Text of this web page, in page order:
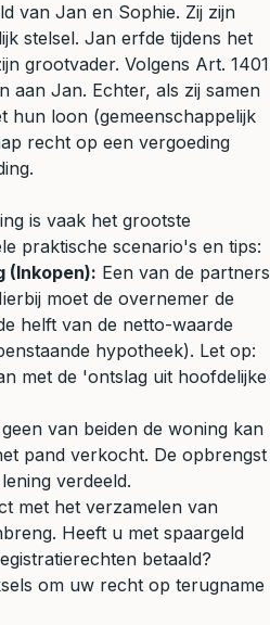
van Jan en Sophie. Zij zijn
stelsel. Jan erfde tijdens het
grootvader. Volgens Art. 1401
aan Jan. Echter, als zij samen
hun loon (gemeenschappelijk
recht op een vergoeding
is vaak het grootste
praktische scenario's en tips:
(Inkopen): Een van de partners
moet de overnemer de
helft van de netto-waarde
hypotheek). Let op:
met de 'ontslag uit hoofdelijke
van beiden de woning kan
pand verkocht. De opbrengst
verdeeld.
met het verzamelen van
Heeft u met spaargeld
betaald?
om uw recht op terugname